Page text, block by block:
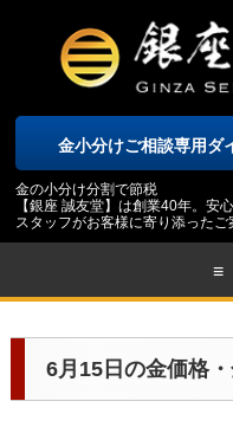
金小分けご相談専用ダ
金の小分け分割で節税
【銀座 誠友堂】は創業40年。安
スタッフがお客様に寄り添ったご
≡
6月15日の金価格